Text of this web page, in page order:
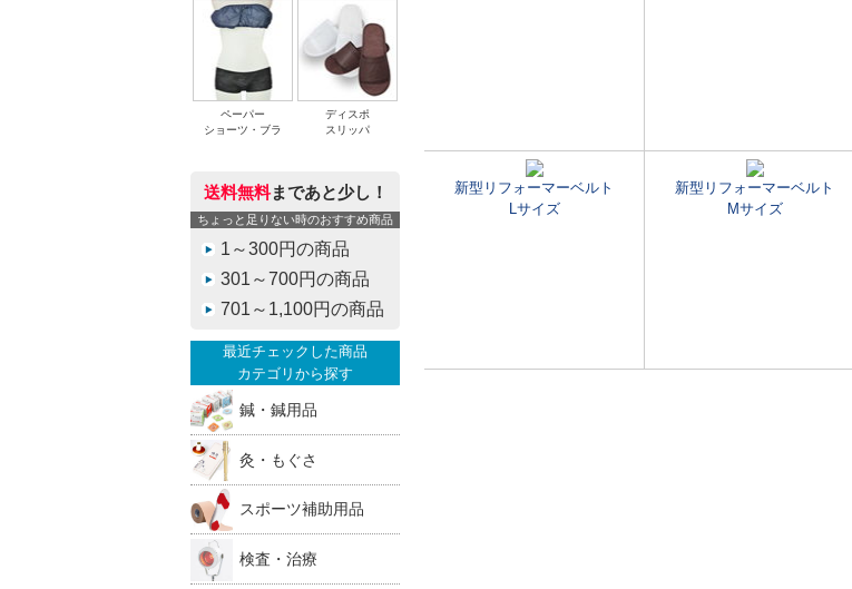
ペーパー
ショーツ・ブラ
ディスポ
スリッパ
送料無料まであと少し！
ちょっと足りない時のおすすめ商品
1～300円の商品
301～700円の商品
701～1,100円の商品
最近チェックした商品
カテゴリから探す
鍼・鍼用品
灸・もぐさ
スポーツ補助用品
検査・治療
新型リフォーマーベルト
Lサイズ
新型リフォーマーベルト
Mサイズ